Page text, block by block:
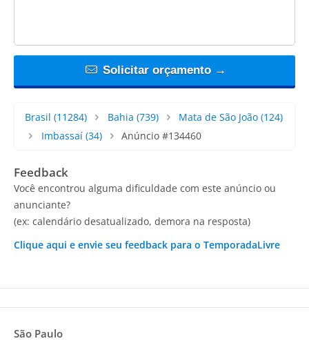
Solicitar orçamento →
Brasil (11284) Bahia (739) Mata de São João (124)
Imbassaí(34) Anúncio #134460
Feedback
Você encontrou alguma dificuldade com este anúncio ou
anunciante?
(ex: calendário desatualizado, demora na resposta)
Clique aqui e envie seu feedback para o TemporadaLivre
São Paulo